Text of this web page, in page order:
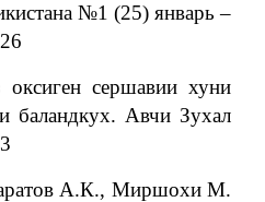
№1 (25) январь –
сершавии хуни
баландкух. Авчи Зухал
А.К., Миршохи М.